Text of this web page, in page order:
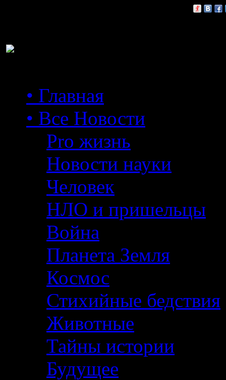
• Главная
• Все Новости
Pro жизнь
Новости науки
Человек
НЛО и пришельцы
Война
Планета Земля
Космос
Стихийные бедствия
Животные
Тайны истории
Будущее